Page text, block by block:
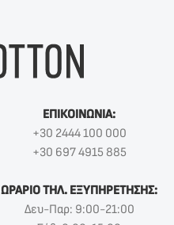
ΕΠΙΚΟΙΝΩΝΙΑ:
+30 2444 100 000
+30 697 4915 885
ΩΡΑΡΙΟ ΤΗΛ. ΕΞΥΠΗΡΕΤΗΣΗΣ:
Δευ-Παρ: 9:00-21:00